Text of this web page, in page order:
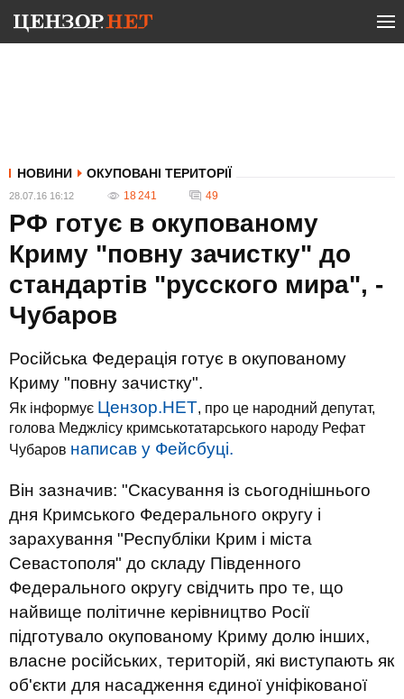
НОВИНИ ОКУПОВАНІ ТЕРИТОРІЇ
28.07.16 16:12 18 241 49
РФ готує в окупованому
Криму "повну зачистку" до
стандартів "русского мира", -
Чубаров
Російська Федерація готує в окупованому
Криму "повну зачистку".
Як інформує Цензор.НЕТ, про це народний депутат,
голова Меджлісу кримськотатарського народу Рефат
Чубаров написав у Фейсбуці.
Він зазначив: "Скасування із сьогоднішнього
дня Кримського Федерального округу і
зарахування "Республіки Крим і міста
Севастополя" до складу Південного
Федерального округу свідчить про те, що
найвище політичне керівництво Росії
підготувало окупованому Криму долю інших,
власне російських, територій, які виступають як
об'єкти для насадження єдиної уніфікованої